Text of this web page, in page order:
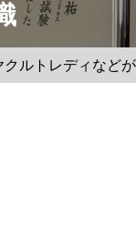
ルトレディな